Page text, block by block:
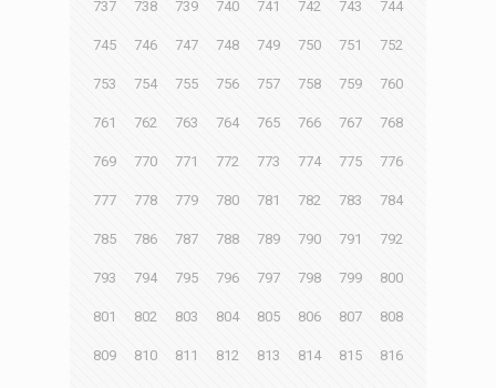
737 738 739 740 741 742 743 744
745 746 747 748 749 750 751 752
753 754 755 756 757 758 759 760
761 762 763 764 765 766 767 768
769 770 771 772 773 774 775 776
777 778 779 780 781 782 783 784
785 786 787 788 789 790 791 792
793 794 795 796 797 798 799 800
801 802 803 804 805 806 807 808
809 810 811 812 813 814 815 816